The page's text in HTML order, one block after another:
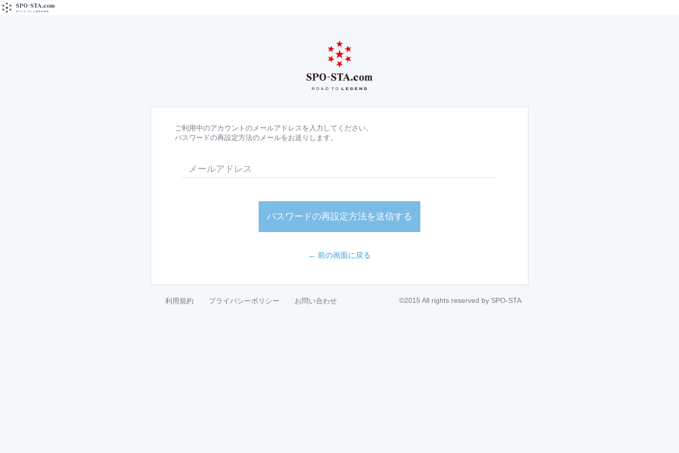
ご利用中のアカウントのメールアドレスを入力してください。
パスワードの再設定方法のメールをお送りします。
パスワードの再設定方法を送信する
← 前の画面に戻る
利用規約 プライバシーポリシー お問い合わせ ©2015 All rights reserved by SPO-STA